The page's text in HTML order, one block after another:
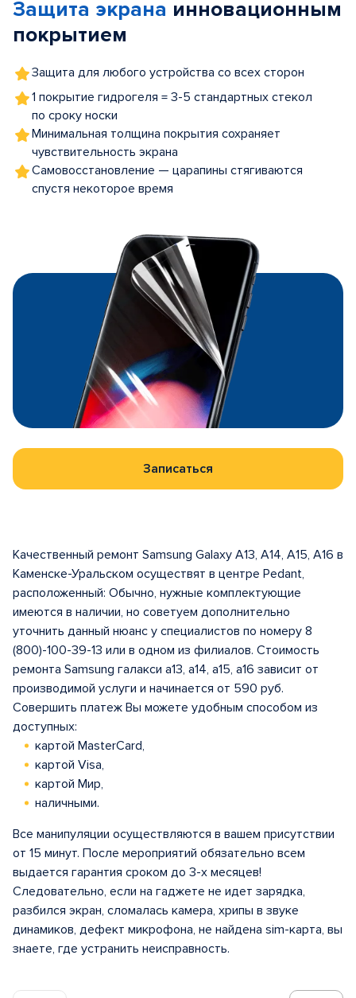
5
Защита экрана инновационным
покрытием
Защита для любого устройства со всех сторон
1 покрытие гидрогеля = 3-5 стандартных стекол
по сроку носки
Минимальная толщина покрытия сохраняет
чувствительность экрана
Самовосстановление — царапины стягиваются
спустя некоторое время
Записаться
Качественный ремонт Samsung Galaxy A13, A14, A15, A16 в
Каменске-Уральском осуществят в центрe Pedant,
расположенный: Обычно, нужные комплектующие
имеются в наличии, но советуем дополнительно
уточнить данный нюанс у специалистов по номеру 8
(800)-100-39-13 или в одном из филиалов. Стоимость
ремонта Samsung галакси a13, a14, а15, а16 зависит от
производимой услуги и начинается от 590 руб.
Совершить платеж Вы можете удобным способом из
доступных:
картой MasterCard,
картой Visa,
картой Мир,
наличными.
Все манипуляции осуществляются в вашем присутствии
от 15 минут. После мероприятий обязательно всем
выдается гарантия сроком до 3-х месяцев!
Следовательно, если на гаджете не идет зарядка,
разбился экран, сломалась камера, хрипы в звуке
динамиков, дефект микрофона, не найдена sim-карта, вы
знаете, где устранить неисправность.